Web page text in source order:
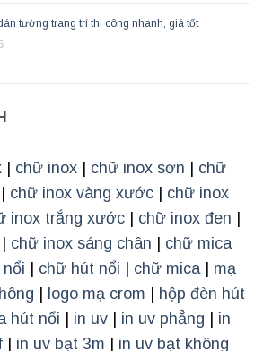
tường trang trí thi công nhanh, giá tốt
chữ inox chữ inox sơn
chữ
chữ inox vàng xước
chữ inox
inox trắng xước chữ inox đen
chữ inox sáng chân
chữ mica
chữ hút nổi chữ mica| mạ
logo mạ crom
hộp đèn hút
hút nổi in uv in uv phẳng
in
in uv bạt 3m
in uv bạt không